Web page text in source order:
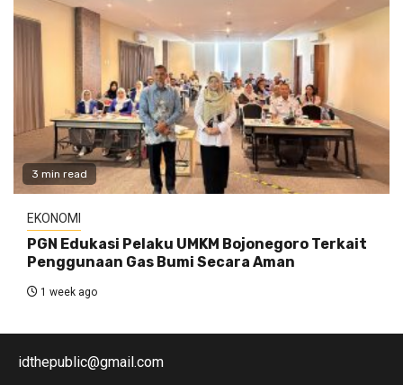
3 min read
EKONOMI
PGN Edukasi Pelaku UMKM Bojonegoro Terkait
Penggunaan Gas Bumi Secara Aman
1 week ago
idthepublic@gmail.com